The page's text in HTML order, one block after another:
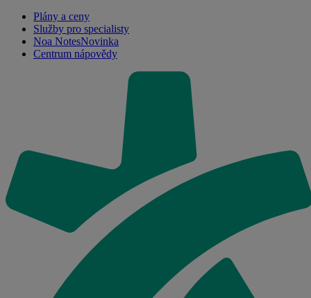
Plány a ceny
Služby pro specialisty
Noa NotesNovinka
Centrum nápovědy